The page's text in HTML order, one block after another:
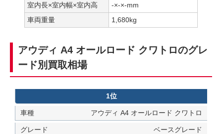
室内長×室内幅×室内高
-×-×-mm
車両重量
1,680kg
アウディ A4 オールロード クワトロのグレ
ード別買取相場
1位
アウディ A4 オールロード クワトロ
ベースグレード